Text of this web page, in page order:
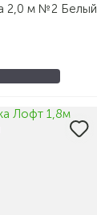
2,0 м №2 Белый